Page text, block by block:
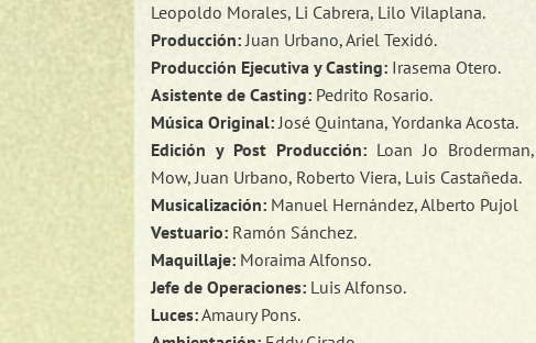
Leopoldo Morales, Li Cabrera, Lilo Vilaplana.
Producción:Juan Urbano, Ariel Texidó.
Producción Ejecutiva y Casting: Irasema Otero.
Asistente de Casting: Pedrito Rosario.
Música Original:José Quintana, Yordanka Acosta.
Edición y Post Producción:Loan Jo Broderman,
Mow, Juan Urbano, Roberto Viera, Luis Castañeda.
Musicalización: Manuel Hernández, Alberto Pujol
Vestuario: Ramón Sánchez.
Maquillaje: Moraima Alfonso.
Jefe de Operaciones: Luis Alfonso.
Luces:Amaury Pons.